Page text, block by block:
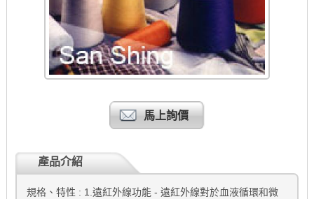
馬上詢價
產品介紹
規格、特性 : 1.遠紅外線功能 - 遠紅外線對於血液循環和微